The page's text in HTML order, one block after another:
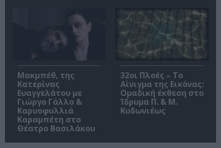
Μακμπέθ, της
Κατερίνας
Ευαγγελάτου με
Γιώργο Γάλλο &
Καρυοφυλλιά
Καραμπέτη στο
Θέατρο Βασιλάκου
32οι Πλοές – Το
Αίνιγμα της Εικόνας:
Ομαδική έκθεση στο
Ίδρυμα Π. & Μ.
Κυδωνιέως